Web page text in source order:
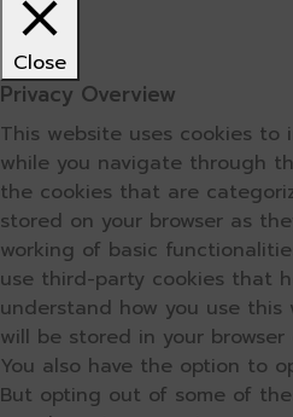
Close
Privacy Overview
This website uses cookies to
while you navigate through
the cookies that are
stored on your browser as
working of basic
use third-party cookies that
understand how you use this
will be stored in your
You also have the option to
But opting out of some of